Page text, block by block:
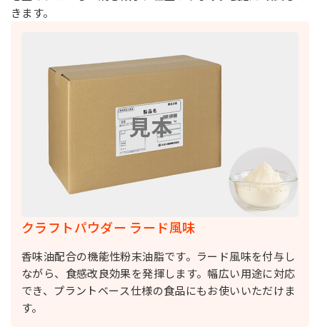
きます。
クラフトパウダー ラード風味
香味油配合の機能性粉末油脂です。ラード風味を付与し
ながら、食感改良効果を発揮します。幅広い用途に対応
でき、プラントベース仕様の食品にもお使いいただけま
す。